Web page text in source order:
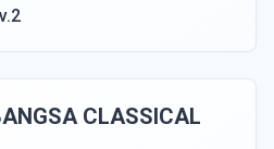
CLASSICAL